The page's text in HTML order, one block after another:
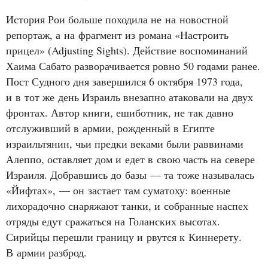
История Рои больше походила не на новостной
репортаж, а на фрагмент из романа «Настроить
прицел» (Adjusting Sights). Действие воспоминаний
Хаима Сабато разворачивается ровно 50 годами ранее.
Пост Судного дня завершился 6 октября 1973 года,
и в тот же день Израиль внезапно атаковали на двух
фронтах. Автор книги, ешиботник, не так давно
отслуживший в армии, рожденный в Египте
израильтянин, чьи предки веками были раввинами
Алеппо, оставляет дом и едет в свою часть на севере
Израиля. Добравшись до базы — та тоже называлась
«Йифтах», — он застает там суматоху: военные
лихорадочно снаряжают танки, и собранные наспех
отряды едут сражаться на Голанских высотах.
Сирийцы перешли границу и рвутся к Киннерету.
В армии разброд.